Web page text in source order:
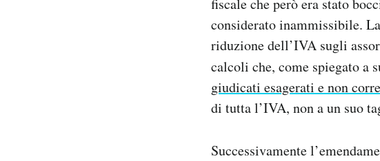
fiscale che però era stato
considerato inammissibile.
riduzione dell’IVA sugli
calcoli che, come spiegato a
giudicati esagerati e non
di tutta l’IVA, non a un suo
Successivamente